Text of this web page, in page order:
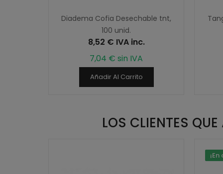
Diadema Cofia Desechable tnt,
100 unid.
8,52 € IVA inc.
7,04 € sin IVA
Añadir Al Carrito
LOS CLIENTES